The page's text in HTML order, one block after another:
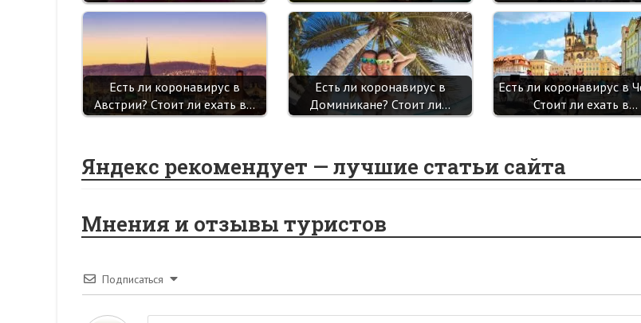
Есть ли коронавирус в
Австрии? Стоит ли ехать в…
Есть ли коронавирус в
Доминикане? Стоит ли…
Есть ли коронавирус в
Стоит ли ехать в…
Яндекс рекомендует — лучшие статьи сайта
Мнения и отзывы туристов
Подписаться